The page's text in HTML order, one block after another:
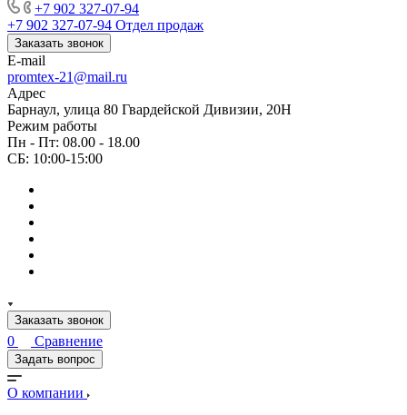
+7 902 327-07-94
+7 902 327-07-94 Отдел продаж
Заказать звонок
E-mail
promtex-21@mail.ru
Адрес
Барнаул, улица 80 Гвардейской Дивизии, 20Н
Режим работы
Пн - Пт: 08.00 - 18.00
СБ: 10:00-15:00
Заказать звонок
0 Сравнение
Задать вопрос
О компании